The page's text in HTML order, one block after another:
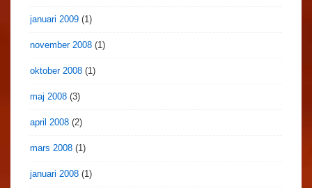
januari 2009 (1)
november 2008 (1)
oktober 2008 (1)
maj 2008 (3)
april 2008 (2)
mars 2008 (1)
januari 2008 (1)